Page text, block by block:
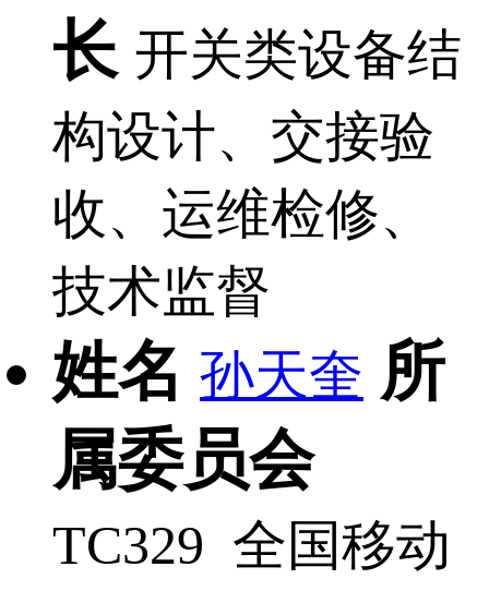
长 开关类设备结
构设计、交接验
收、运维检修、
技术监督
姓名 孙天奎 所
属委员会
TC329 全国移动